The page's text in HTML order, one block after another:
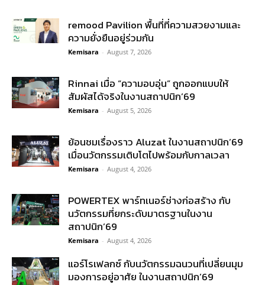
remood Pavilion พื้นที่ที่ความสวยงามและ
ความยั่งยืนอยู่ร่วมกัน
Kemisara - August 7, 2026
Rinnai เมื่อ “ความอบอุ่น” ถูกออกแบบให้
สัมผัสได้จริงในงานสถาปนิก’69
Kemisara - August 5, 2026
ย้อนชมเรื่องราว Aluzat ในงานสถาปนิก’69
เมื่อนวัตกรรมเติบโตไปพร้อมกับกาลเวลา
Kemisara - August 4, 2026
POWERTEX พาร์ทเนอร์ช่างก่อสร้าง กับ
นวัตกรรมที่ยกระดับมาตรฐานในงาน
สถาปนิก’69
Kemisara - August 4, 2026
แอร์โรเฟลกซ์ กับนวัตกรรมฉนวนที่เปลี่ยนมุม
มองการอยู่อาศัย ในงานสถาปนิก’69